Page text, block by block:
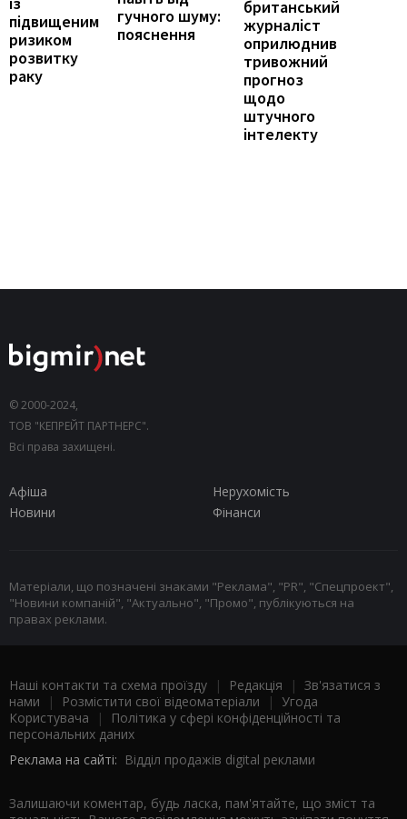
підвищеним
ризиком
розвитку
раку
гучного шуму:
пояснення
британський
журналіст
оприлюднив
тривожний
прогноз
щодо
штучного
інтелекту
© 2000-2024,
ТОВ "КЕПРЕЙТ ПАРТНЕРС".
Всі права захищені.
Афіша
Нерухомість
Новини
Фінанси
Матеріали, що позначені знаками "Реклама", "PR", "Спецпроект",
"Новини компаній", "Актуально", "Промо", публікуються на
правах реклами.
Наші контакти та схема проїзду | Редакція | Зв'язатися з
нами | Розмістити свої відеоматеріали | Угода
Користувача |
Політика у сфері конфіденційності та
персональних даних
Реклама на сайті: Відділ продажів digital реклами
Залишаючи коментар, будь ласка, пам'ятайте, що зміст та